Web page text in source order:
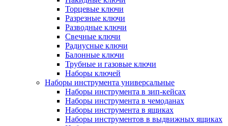
Торцевые ключи
Разрезные ключи
Разводные ключи
Свечные ключи
Радиусные ключи
Балонные ключи
Трубные и газовые ключи
Наборы ключей
Наборы инструмента универсальные
Наборы инструмента в зип-кейсах
Наборы инструмента в чемоданах
Наборы инструмента в ящиках
Наборы инструментов в выдвижных ящиках